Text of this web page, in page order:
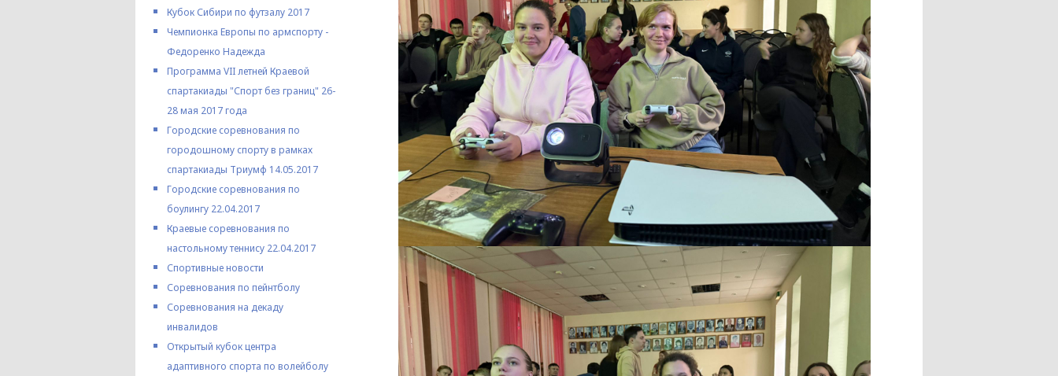
Кубок Сибири по футзалу 2017
Чемпионка Европы по армспорту -
Федоренко Надежда
Программа VII летней Краевой
спартакиады "Спорт без границ" 26-
28 мая 2017 года
Городские соревнования по
городошному спорту в рамках
спартакиады Триумф 14.05.2017
Городские соревнования по
боулингу 22.04.2017
Краевые соревнования по
настольному теннису 22.04.2017
Спортивные новости
Соревнования по пейнтболу
Соревнования на декаду
инвалидов
Открытый кубок центра
адаптивного спорта по волейболу